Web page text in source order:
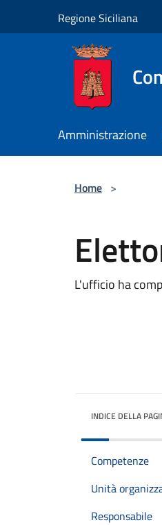
Regione Siciliana
Amministrazione
Home >
L'ufficio ha
INDICE DELLA
Competenze
Unità
Responsabile